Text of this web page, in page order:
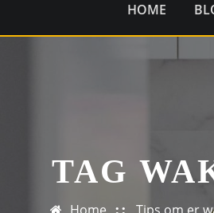
HOME
TAG